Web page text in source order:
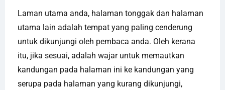
Laman utama anda, halaman tonggak dan halaman
utama lain adalah tempat yang paling cenderung
untuk dikunjungi oleh pembaca anda. Oleh kerana
itu, jika sesuai, adalah wajar untuk memautkan
kandungan pada halaman ini ke kandungan yang
serupa pada halaman yang kurang dikunjungi,